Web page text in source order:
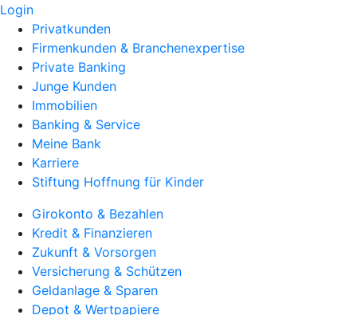
Login
Privatkunden
Firmenkunden & Branchenexpertise
Private Banking
Junge Kunden
Immobilien
Banking & Service
Meine Bank
Karriere
Stiftung Hoffnung für Kinder
Girokonto & Bezahlen
Kredit & Finanzieren
Zukunft & Vorsorgen
Versicherung & Schützen
Geldanlage & Sparen
Depot & Wertpapiere